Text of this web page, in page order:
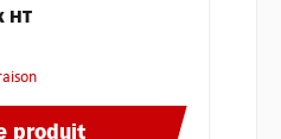
HT
produit